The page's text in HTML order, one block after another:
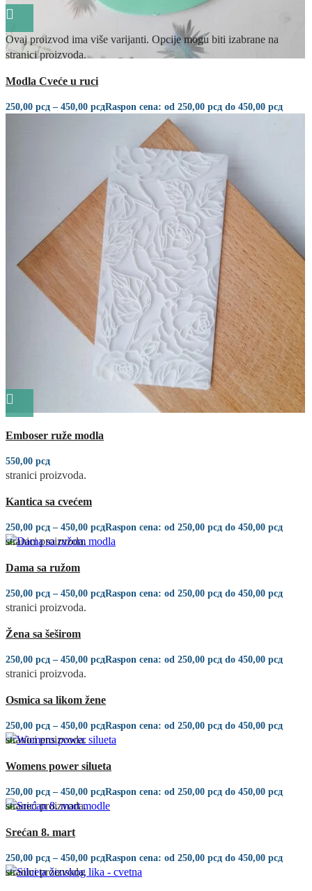
Ovaj proizvod ima više varijanti. Opcije mogu biti izabrane na
stranici proizvoda.
Modla Cveće u ruci
250,00 рсд – 450,00 рсдRaspon cena: od 250,00 рсд do 450,00 рсд
Emboser ruže modla
550,00 рсд
Ovaj proizvod ima više varijanti. Opcije mogu biti izabrane na
stranici proizvoda.
Kantica sa cvećem
250,00 рсд – 450,00 рсдRaspon cena: od 250,00 рсд do 450,00 рсд
Ovaj proizvod ima više varijanti. Opcije mogu biti izabrane na
stranici proizvoda.
Dama sa ružom
250,00 рсд – 450,00 рсдRaspon cena: od 250,00 рсд do 450,00 рсд
Ovaj proizvod ima više varijanti. Opcije mogu biti izabrane na
stranici proizvoda.
Žena sa šeširom
250,00 рсд – 450,00 рсдRaspon cena: od 250,00 рсд do 450,00 рсд
Ovaj proizvod ima više varijanti. Opcije mogu biti izabrane na
stranici proizvoda.
Osmica sa likom žene
250,00 рсд – 450,00 рсдRaspon cena: od 250,00 рсд do 450,00 рсд
Ovaj proizvod ima više varijanti. Opcije mogu biti izabrane na
stranici proizvoda.
Womens power silueta
250,00 рсд – 450,00 рсдRaspon cena: od 250,00 рсд do 450,00 рсд
Ovaj proizvod ima više varijanti. Opcije mogu biti izabrane na
stranici proizvoda.
Srećan 8. mart
250,00 рсд – 450,00 рсдRaspon cena: od 250,00 рсд do 450,00 рсд
Ovaj proizvod ima više varijanti. Opcije mogu biti izabrane na
stranici proizvoda.